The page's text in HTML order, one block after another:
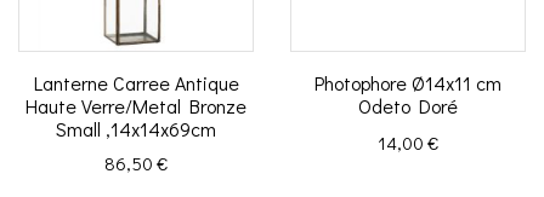
Lanterne Carree Antique
Haute Verre/Metal Bronze
Small ,14x14x69cm
Prix
86,50 €
Photophore Ø14x11 cm
Odeto Doré
Prix
14,00 €